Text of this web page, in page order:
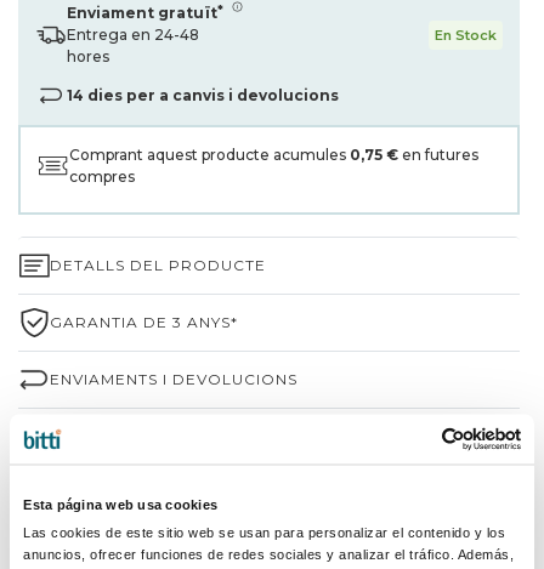
Esta página web usa cookies
Las cookies de este sitio web se usan para personalizar el contenido y los
anuncios, ofrecer funciones de redes sociales y analizar el tráfico. Además,
Enviament gratuït*
Entrega en 24-48
hores
En Stock
14 dies per a canvis i devolucions
Comprant aquest producte acumules 0,75 € en futures
compres
DETALLS DEL PRODUCTE
GARANTIA DE 3 ANYS*
ENVIAMENTS I DEVOLUCIONS
PER QUÈ TRIAR BITTI?
INFORMACIÓ DE LA MARCA